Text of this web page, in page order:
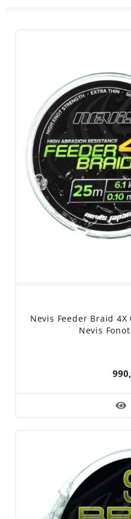
Nevis Feeder Braid
Nevis